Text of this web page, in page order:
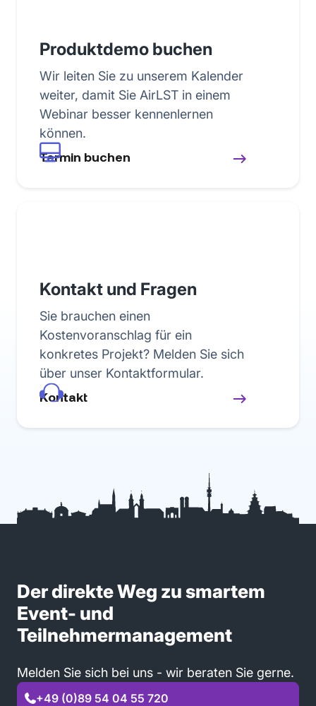
Produktdemo buchen
Wir leiten Sie zu unserem Kalender
weiter, damit Sie AirLST in einem
Webinar besser kennenlernen
können.
Termin buchen
Kontakt und Fragen
Sie brauchen einen
Kostenvoranschlag für ein
konkretes Projekt? Melden Sie sich
über unser Kontaktformular.
Kontakt
Der direkte Weg zu smartem
Event- und
Teilnehmermanagement
Melden Sie sich bei uns - wir beraten Sie gerne.
+49 (0)89 54 04 55 720